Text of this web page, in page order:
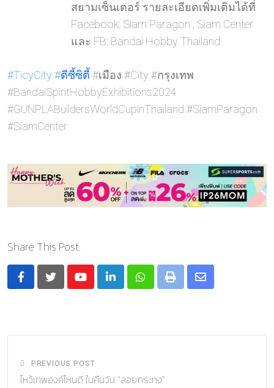
สยามเซ็นเตอร์ รายละเอียดเพิ่มเติมได้ที่
Facebook: Siam Paragon , Siam Center
และ FB: Bandai Hobby Thailand
#TicyCity#ตีซี้ซิต ี้ #เมือง #City #กรุงเทพ
#BandaiSpiritHobbyExhibitions2024
#GUNPLABuildersWorldCupinThailand #SiamParagon
#SiamCenter
Share This Post:
YoutubeLinkedInWhatsapp
Print
Share
PREVIOUS POST
ไหว้เทพองค์ไหนดี ในคืนวัน “ลอยกระทง”